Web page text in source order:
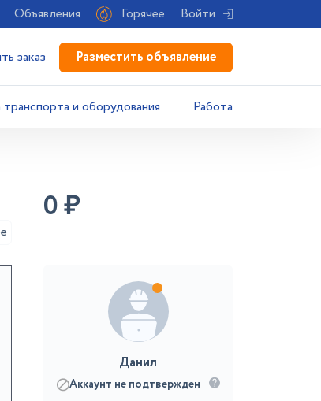
Объявления Горячее Войти
заказ Разместить объявление
и оборудования Работа
0₽
Данил
Аккаунт не подтвержден